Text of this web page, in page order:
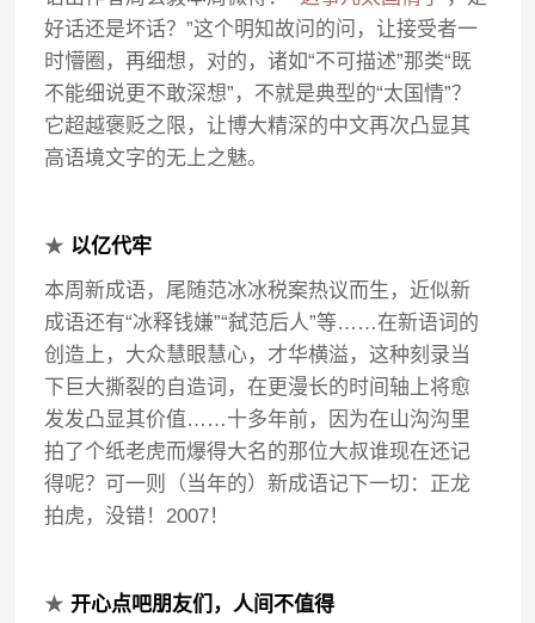
好话还是坏话？”这个明知故问的问，让接受者一
时懵圈，再细想，对的，诸如“不可描述”那类“既
不能细说更不敢深想”，不就是典型的“太国情”？
它超越褒贬之限，让博大精深的中文再次凸显其
高语境文字的无上之魅。
★ 以亿代牢
本周新成语，尾随范冰冰税案热议而生，近似新
成语还有“冰释钱嫌”“弑范后人”等……在新语词的
创造上，大众慧眼慧心，才华横溢，这种刻录当
下巨大撕裂的自造词，在更漫长的时间轴上将愈
发发凸显其价值……十多年前，因为在山沟沟里
拍了个纸老虎而爆得大名的那位大叔谁现在还记
得呢？可一则（当年的）新成语记下一切：正龙
拍虎，没错！2007！
★开心点吧朋友们，人间不值得